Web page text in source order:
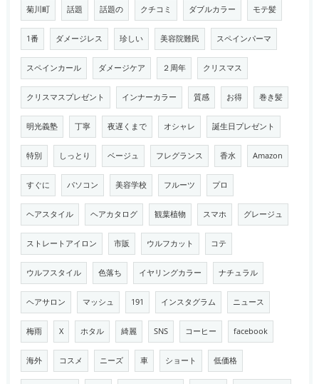
菊川町 話題 話題の クチコミ ダブルカラー モテ髪
1番 ダメージレス 珍しい 美容院難民 スペインパーマ
スペインカール ダメージケア ２周年 クリスマス
クリスマスプレゼント インナーカラー 質感 お得 巻き髪
明光義塾 丁寧 夜遅くまで オシャレ 誕生日プレゼント
特別 しっとり ベージュ フレグランス 香水 Amazon
すぐに パソコン 美容学校 フルーツ プロ
ヘアスタイル ヘアカタログ 観葉植物 スマホ グレージュ
ストレートアイロン 市販 ウルフカット コテ
ウルフスタイル 色落ち イヤリングカラー ナチュラル
ヘアサロン マッシュ 191 インスタグラム ニュース
梅雨 X ホタル 綺麗 SNS コーヒー facebook
海外 コスメ ニーズ 車 ショート 低価格